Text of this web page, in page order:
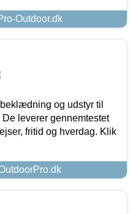
Outdoor.dk
og udstyr til
leverer gennemtestet
fritid og hverdag. Klik